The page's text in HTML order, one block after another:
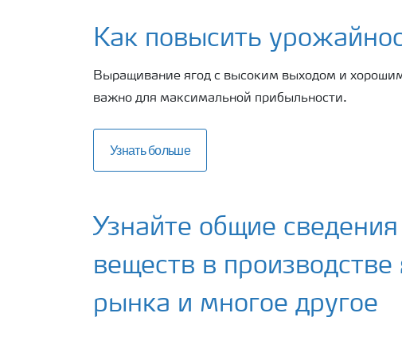
Хранение удобрений и их безопасность
Как повысить
Выращивание ягод с высоким выходом и
важно для максимальной прибыльности.
Узнать больше
Узнайте общие
веществ в
рынка и многое другое